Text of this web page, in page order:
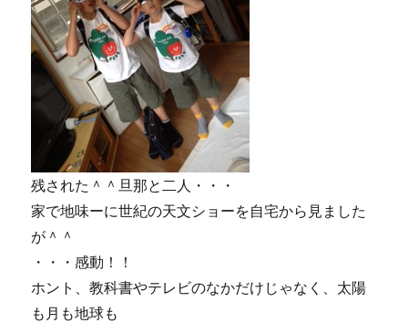
残された＾＾旦那と二人・・・
家で地味ーに世紀の天文ショーを自宅から見ました
が＾＾
・・・感動！！
ホント、教科書やテレビのなかだけじゃなく、太陽
も月も地球も